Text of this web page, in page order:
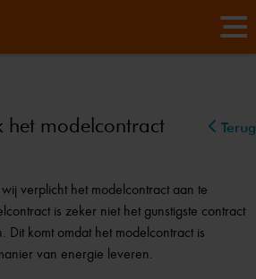
Terug
het modelcontract
verplicht het modelcontract aan te
is zeker niet het gunstigste contract
Dit komt omdat het modelcontract is
van energie leveren.